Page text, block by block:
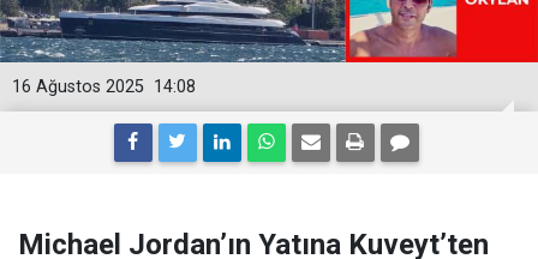
14:08
16 Ağustos 2025
Michael Jordan’ın Yatına Kuveyt’ten